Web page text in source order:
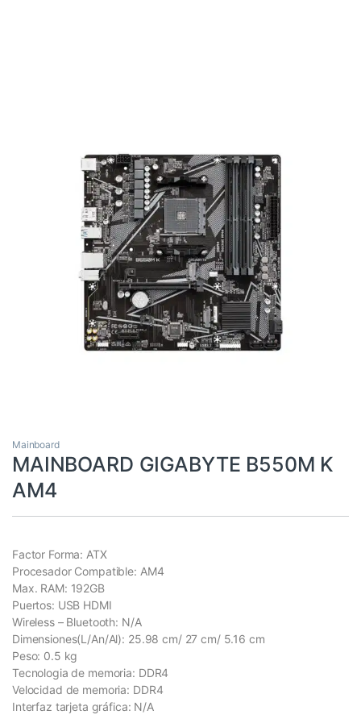
Mainboard
MAINBOARD GIGABYTE B550M K
AM4
Factor Forma: ATX
Procesador Compatible: AM4
Max. RAM: 192GB
Puertos: USB HDMI
Wireless – Bluetooth: N/A
Dimensiones(L/An/Al): 25.98 cm/ 27 cm/ 5.16 cm
Peso: 0.5 kg
Tecnologia de memoria: DDR4
Velocidad de memoria: DDR4
Interfaz tarjeta gráfica: N/A